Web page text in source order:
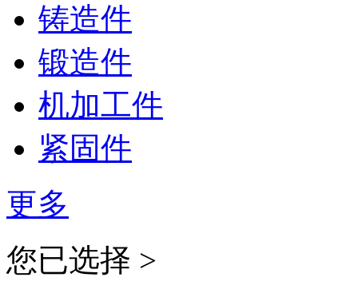
铸造件
锻造件
机加工件
紧固件
更多
您已选择 >